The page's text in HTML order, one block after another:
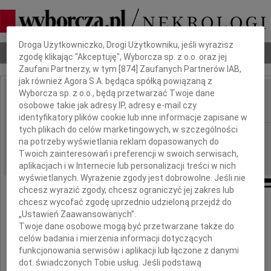
Nekrologi Odeszli Poradnik pogrzebowy
IMIĘ I NAZWISKO: Jerzy Zrobek
REGION: Warszawa
DATA EMISJI: 13.06.2009
Odszedł
Dbamy o Twoją prywatność
Droga Użytkowniczko, Drogi Użytkowniku, jeśli wyrazisz
zgodę klikając "Akceptuję", Wyborcza sp. z o.o. oraz jej
Zaufani Partnerzy, w tym [874 ] Zaufanych Partnerów IAB,
jak również Agora S.A. będąca spółką powiązaną z
Wyborcza sp. z o.o., będą przetwarzać Twoje dane
osobowe takie jak adresy IP, adresy e-mail czy
identyfikatory plików cookie lub inne informacje zapisane w
tych plikach do celów marketingowych, w szczególności
na potrzeby wyświetlania reklam dopasowanych do
Twoich zainteresowań i preferencji w swoich serwisach,
aplikacjach i w Internecie lub personalizacji treści w nich
wyświetlanych. Wyrażenie zgody jest dobrowolne. Jeśli nie
chcesz wyrazić zgody, chcesz ograniczyć jej zakres lub
chcesz wycofać zgodę uprzednio udzieloną przejdź do
„Ustawień Zaawansowanych”.
Twoje dane osobowe mogą być przetwarzane także do
celów badania i mierzenia informacji dotyczących
funkcjonowania serwisów i aplikacji lub łączone z danymi
dot. świadczonych Tobie usług. Jeśli podstawą